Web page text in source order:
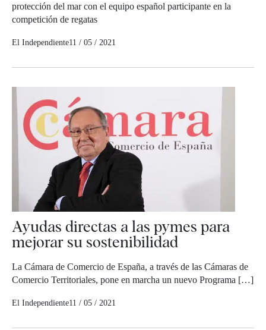
protección del mar con el equipo español participante en la
competición de regatas
El Independiente11 / 05 / 2021
Ayudas directas a las pymes para
mejorar su sostenibilidad
La Cámara de Comercio de España, a través de las Cámaras de
Comercio Territoriales, pone en marcha un nuevo Programa […]
El Independiente11 / 05 / 2021